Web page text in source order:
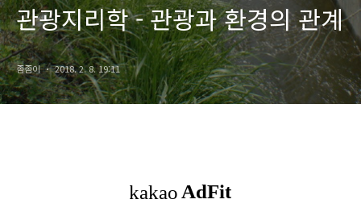
관광지리학 - 관광과 환경의 관계
좀좀이 2018. 2. 8. 19:11